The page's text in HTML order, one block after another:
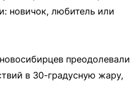
новичок, любитель или
преодолевали
в 30-градусную жару,